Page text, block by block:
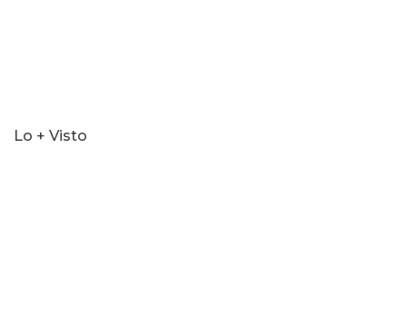
Lo + Visto